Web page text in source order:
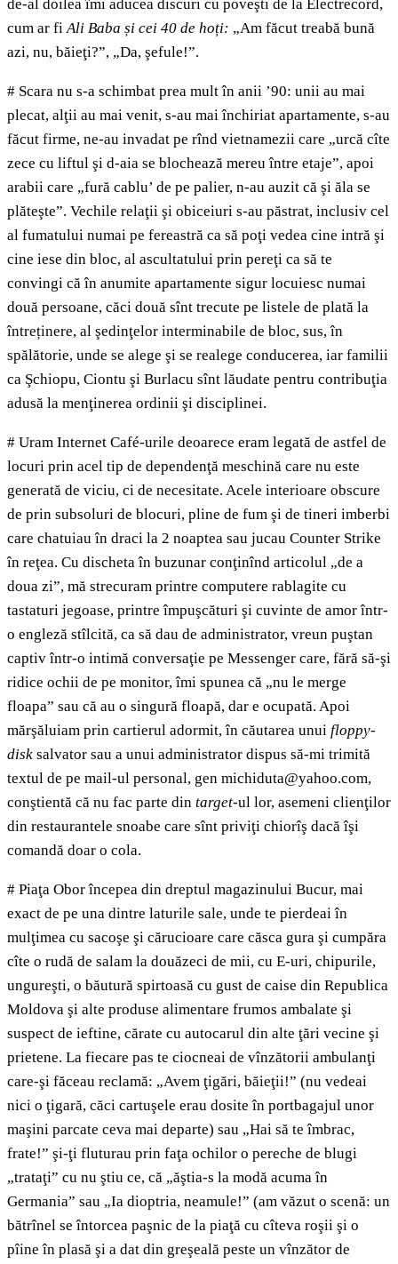
de-al doilea îmi aducea discuri cu poveşti de la Electrecord,
cum ar fiAli Baba și cei 40 de hoți: „Am făcut treabă bună
azi, nu, băieţi?”, „Da, şefule!”.
# Scara nu s-a schimbat prea mult în anii ’90: unii au mai
plecat, alţii au mai venit, s-au mai închiriat apartamente, s-au
făcut firme, ne-au invadat pe rînd vietnamezii care „urcă cîte
zece cu liftul şi d-aia se blochează mereu între etaje”, apoi
arabii care „fură cablu’ de pe palier, n-au auzit că şi ăla se
plăteşte”. Vechile relaţii şi obiceiuri s-au păstrat, inclusiv cel
al fumatului numai pe fereastră ca să poţi vedea cine intră şi
cine iese din bloc, al ascultatului prin pereţi ca să te
convingi că în anumite apartamente sigur locuiesc numai
două persoane, căci două sînt trecute pe listele de plată la
întreținere, al şedinţelor interminabile de bloc, sus, în
spălătorie, unde se alege şi se realege conducerea, iar familii
ca Şchiopu, Ciontu şi Burlacu sînt lăudate pentru contribuţia
adusă la menţinerea ordinii şi disciplinei.
# Uram Internet Café-urile deoarece eram legată de astfel de
locuri prin acel tip de dependenţă meschină care nu este
generată de viciu, ci de necesitate. Acele interioare obscure
de prin subsoluri de blocuri, pline de fum şi de tineri imberbi
care chatuiau în draci la 2 noaptea sau jucau Counter Strike
în reţea. Cu discheta în buzunar conţinînd articolul „de a
doua zi”, mă strecuram printre computere rablagite cu
tastaturi jegoase, printre împuşcături şi cuvinte de amor într-
o engleză stîlcită, ca să dau de administrator, vreun puştan
captiv într-o intimă conversaţie pe Messenger care, fără să-şi
ridice ochii de pe monitor, îmi spunea că „nu le merge
floapa” sau că au o singură floapă, dar e ocupată. Apoi
mărşăluiam prin cartierul adormit, în căutarea unui floppy-
disk salvator sau a unui administrator dispus să-mi trimită
textul de pe mail-ul personal, gen michiduta@yahoo.com,
conştientă că nu fac parte din target-ul lor, asemeni clienţilor
din restaurantele snoabe care sînt priviţi chiorîş dacă îşi
comandă doar o cola.
# Piaţa Obor începea din dreptul magazinului Bucur, mai
exact de pe una dintre laturile sale, unde te pierdeai în
mulţimea cu sacoşe şi cărucioare care căsca gura şi cumpăra
cîte o rudă de salam la douăzeci de mii, cu E-uri, chipurile,
ungureşti, o băutură spirtoasă cu gust de caise din Republica
Moldova şi alte produse alimentare frumos ambalate şi
suspect de ieftine, cărate cu autocarul din alte ţări vecine şi
prietene. La fiecare pas te ciocneai de vînzătorii ambulanţi
care-şi făceau reclamă: „Avem ţigări, băieţii!” (nu vedeai
nici o ţigară, căci cartuşele erau dosite în portbagajul unor
maşini parcate ceva mai departe) sau „Hai să te îmbrac,
frate!” şi-ţi fluturau prin faţa ochilor o pereche de blugi
„trataţi” cu nu ştiu ce, că „ăştia-s la modă acuma în
Germania” sau „Ia dioptria, neamule!” (am văzut o scenă: un
bătrînel se întorcea paşnic de la piaţă cu cîteva roşii şi o
pîine în plasă şi a dat din greşeală peste un vînzător de